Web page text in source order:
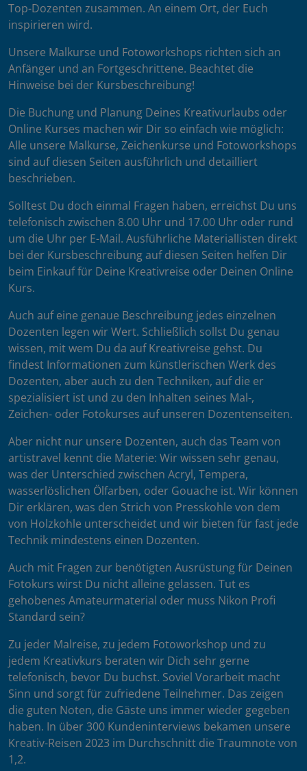
Top-Dozenten zusammen. An einem Ort, der Euch
inspirieren wird.
Unsere Malkurse und Fotoworkshops richten sich an
Anfänger und an Fortgeschrittene. Beachtet die
Hinweise bei der Kursbeschreibung!
Die Buchung und Planung Deines Kreativurlaubs oder
Online Kurses machen wir Dir so einfach wie möglich:
Alle unsere Malkurse, Zeichenkurse und Fotoworkshops
sind auf diesen Seiten ausführlich und detailliert
beschrieben.
Solltest Du doch einmal Fragen haben, erreichst Du uns
telefonisch zwischen 8.00 Uhr und 17.00 Uhr oder rund
um die Uhr per E-Mail. Ausführliche Materiallisten direkt
bei der Kursbeschreibung auf diesen Seiten helfen Dir
beim Einkauf für Deine Kreativreise oder Deinen Online
Kurs.
Auch auf eine genaue Beschreibung jedes einzelnen
Dozenten legen wir Wert. Schließlich sollst Du genau
wissen, mit wem Du da auf Kreativreise gehst. Du
findest Informationen zum künstlerischen Werk des
Dozenten, aber auch zu den Techniken, auf die er
spezialisiert ist und zu den Inhalten seines Mal-,
Zeichen- oder Fotokurses auf unseren Dozentenseiten.
Aber nicht nur unsere Dozenten, auch das Team von
artistravel kennt die Materie: Wir wissen sehr genau,
was der Unterschied zwischen Acryl, Tempera,
wasserlöslichen Ölfarben, oder Gouache ist. Wir können
Dir erklären, was den Strich von Presskohle von dem
von Holzkohle unterscheidet und wir bieten für fast jede
Technik mindestens einen Dozenten.
Auch mit Fragen zur benötigten Ausrüstung für Deinen
Fotokurs wirst Du nicht alleine gelassen. Tut es
gehobenes Amateurmaterial oder muss Nikon Profi
Standard sein?
Zu jeder Malreise, zu jedem Fotoworkshop und zu
jedem Kreativkurs beraten wir Dich sehr gerne
telefonisch, bevor Du buchst. Soviel Vorarbeit macht
Sinn und sorgt für zufriedene Teilnehmer. Das zeigen
die guten Noten, die Gäste uns immer wieder gegeben
haben. In über 300 Kundeninterviews bekamen unsere
Kreativ-Reisen 2023 im Durchschnitt die Traumnote von
1,2.